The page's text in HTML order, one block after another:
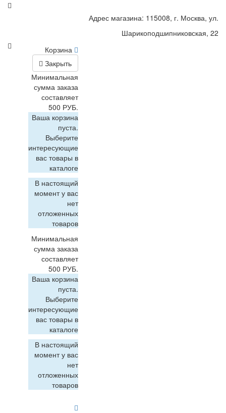
Адрес магазина: 115008, г. Москва, ул.
Шарикоподшипниковская, 22
Корзина
Закрыть
Минимальная
сумма заказа
составляет
500 РУБ.
Ваша корзина
пуста.
Выберите
интересующие
вас товары в
каталоге
В настоящий
момент у вас
нет
отложенных
товаров
Минимальная
сумма заказа
составляет
500 РУБ.
Ваша корзина
пуста.
Выберите
интересующие
вас товары в
каталоге
В настоящий
момент у вас
нет
отложенных
товаров